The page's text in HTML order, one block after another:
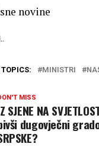
novine
...
TOPICS: MINISTRI
MISS
SJENE NA
dugovječni